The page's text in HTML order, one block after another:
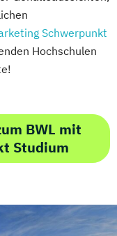
Schwerpunkt
Hochschulen
BWL mit
Studium